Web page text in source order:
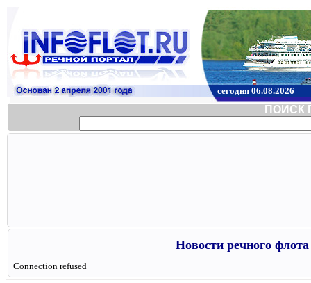
сегодня 06.08.2026
ПОИСК
Новости речного
Connection refused